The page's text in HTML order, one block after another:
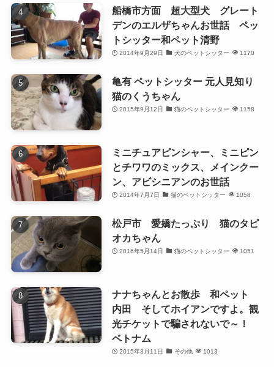
船橋市方面 超大型犬 グレート
デンのエルザちゃんお世話 ペッ
トシッター和ペット清野
2014年9月29日 犬のペットシッター 1170
亀有 ペットシッター 元人見知り
猫のくうちゃん
2015年9月12日 猫のペットシッター 1158
ミニチュアピンシャー、ミニピン
とチワワのミックス、メインクー
ン、アビシニアンのお世話
2014年7月7日 猫のペットシッター 1058
松戸市 愛嬌たっぷり 猫のタピ
オカちゃん
2016年5月14日 猫のペットシッター 1051
ナナちゃんとお散歩 和ペット
内田 そしてホイアンですよ。観
光チケットで騙されないで～！
ベトナム
2015年3月11日 その他 1013